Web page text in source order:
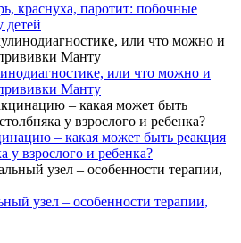
краснуха, паротит: побочные
детей
или что можно и
прививки Манту
– какая может быть реакция
у взрослого и ребенка?
узел – особенности терапии,